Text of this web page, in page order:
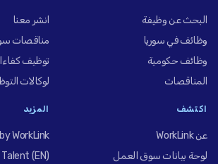
البحث عن وظيفة
وظائف في سوريا
وظائف حكومية
المناقصات
انشر معنا
مناقصات
توظيف
لوكالات
اكتشف
عن WorkLink
لوحة بيانات سوق العمل
المزيد
WorkLink
(EN)